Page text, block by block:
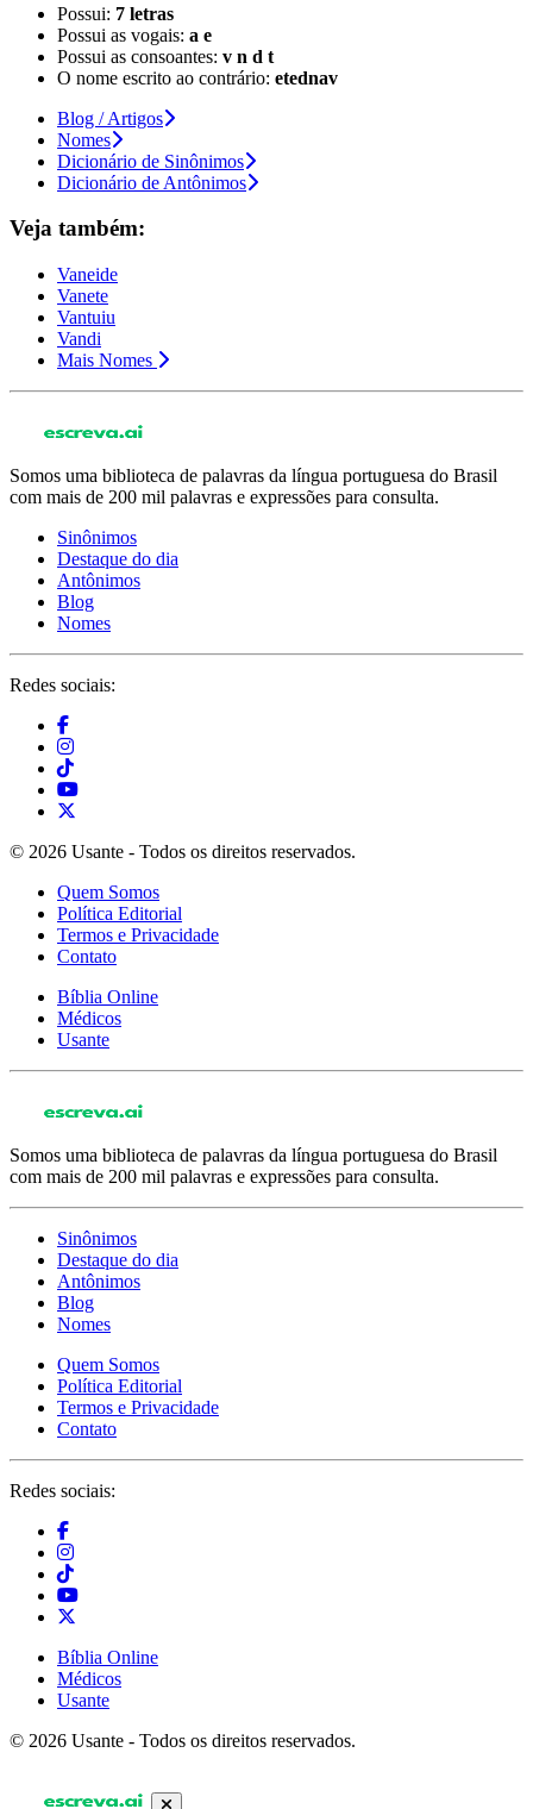
Possui: 7 letras
Possui as vogais: a e
Possui as consoantes: v n d t
O nome escrito ao contrário: etednav
Blog / Artigos
Nomes
Dicionário de Sinônimos
Dicionário de Antônimos
Veja também:
Vaneide
Vanete
Vantuiu
Vandi
Mais Nomes
Somos uma biblioteca de palavras da língua portuguesa do Brasil
com mais de 200 mil palavras e expressões para consulta.
Sinônimos
Destaque do dia
Antônimos
Blog
Nomes
Redes sociais:
© 2026 Usante - Todos os direitos reservados.
Quem Somos
Política Editorial
Termos e Privacidade
Contato
Bíblia Online
Médicos
Usante
Somos uma biblioteca de palavras da língua portuguesa do Brasil
com mais de 200 mil palavras e expressões para consulta.
Sinônimos
Destaque do dia
Antônimos
Blog
Nomes
Quem Somos
Política Editorial
Termos e Privacidade
Contato
Redes sociais:
Bíblia Online
Médicos
Usante
© 2026 Usante - Todos os direitos reservados.